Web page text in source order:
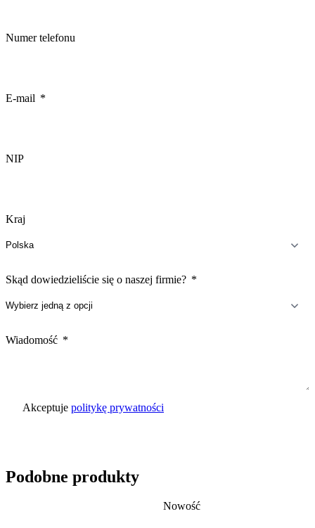
Numer telefonu
E-mail
NIP
Kraj
Skąd dowiedzieliście się o naszej firmie?
Wiadomość
Akceptuje politykę prywatności
Podobne produkty
Nowość